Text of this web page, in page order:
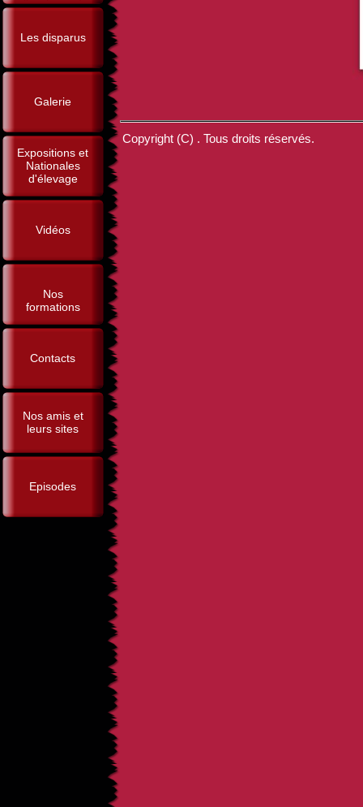
Les disparus
Galerie
Expositions et
Nationales
d'élevage
Vidéos
Nos
formations
Contacts
Nos amis et
leurs sites
Episodes
Copyright (C) . Tous droits réservés.